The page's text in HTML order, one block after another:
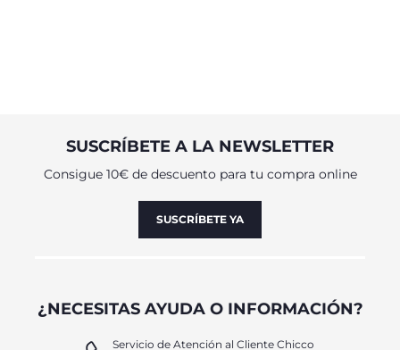
SUSCRÍBETE A LA NEWSLETTER
Consigue 10€ de descuento para tu compra online
SUSCRÍBETE YA
¿NECESITAS AYUDA O INFORMACIÓN?
Servicio de Atención al Cliente Chicco